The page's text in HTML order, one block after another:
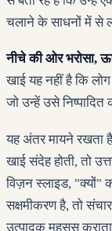
चलाने के साधनों में से
नीचे की ओर भरोसा,
खाई यह नहीं है कि
जो उन्हें उसे
यह अंतर मायने रखता
खाई संदेह होती, तो
विज़न स्लाइड, "क्यों"
सक्षमीकरण है, तो
उत्पादक महसूस